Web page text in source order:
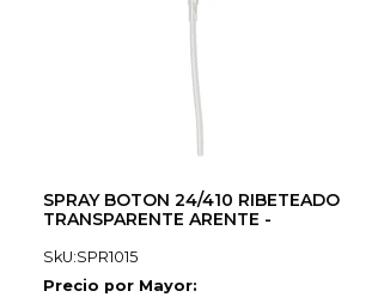
SPRAY BOTON 24/410 RIBETEADO
TRANSPARENTE ARENTE -
SkU:SPR1015
Precio por Mayor: